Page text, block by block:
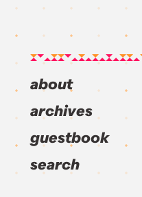
about
archives
guestbook
search